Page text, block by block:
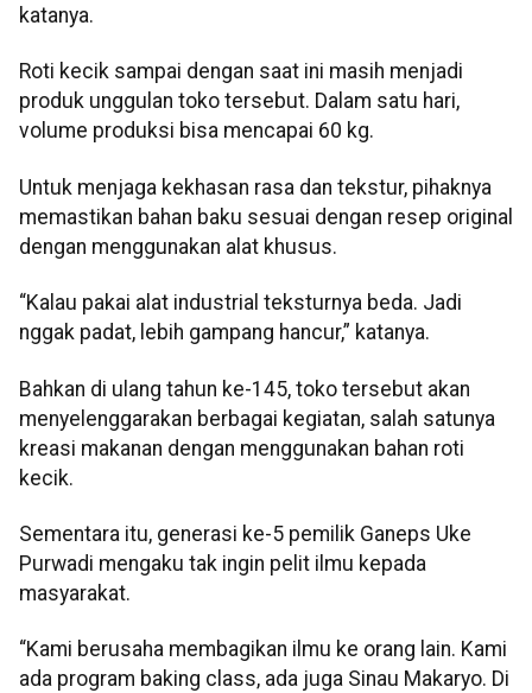
katanya.
Roti kecik sampai dengan saat ini masih menjadi
produk unggulan toko tersebut. Dalam satu hari,
volume produksi bisa mencapai 60 kg.
Untuk menjaga kekhasan rasa dan tekstur, pihaknya
memastikan bahan baku sesuai dengan resep original
dengan menggunakan alat khusus.
“Kalau pakai alat industrial teksturnya beda. Jadi
nggak padat, lebih gampang hancur,” katanya.
Bahkan di ulang tahun ke-145, toko tersebut akan
menyelenggarakan berbagai kegiatan, salah satunya
kreasi makanan dengan menggunakan bahan roti
kecik.
Sementara itu, generasi ke-5 pemilik Ganeps Uke
Purwadi mengaku tak ingin pelit ilmu kepada
masyarakat.
“Kami berusaha membagikan ilmu ke orang lain. Kami
ada program baking class, ada juga Sinau Makaryo. Di